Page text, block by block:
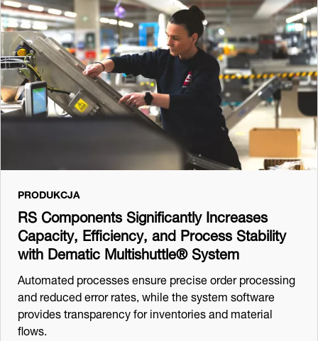
PRODUKCJA
RS Components Significantly Increases
Capacity, Efficiency, and Process Stability
with Dematic Multishuttle® System
Automated processes ensure precise order processing
and reduced error rates, while the system software
provides transparency for inventories and material
flows.